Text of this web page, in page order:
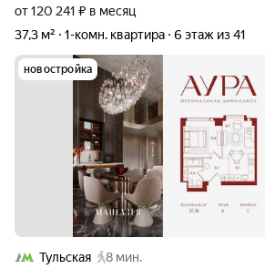
от 120 241 ₽ в месяц
37,3 м²
1-комн. квартира 6 этаж из 41
новостройка
Тульская
8 мин.